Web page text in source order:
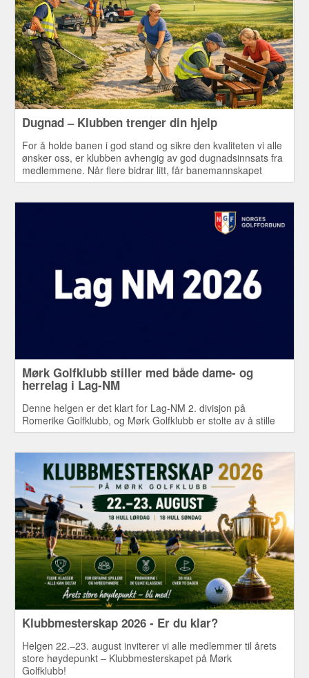
Dugnad – Klubben trenger din hjelp
For å holde banen i god stand og sikre den kvaliteten vi alle
ønsker oss, er klubben avhengig av god dugnadsinnsats fra
medlemmene. Når flere bidrar litt, får banemannskapet
bedre tid til de viktigste oppgavene – blant annet pleie av
Mørk Golfklubb stiller med både dame- og
herrelag i Lag-NM
Denne helgen er det klart for Lag-NM 2. divisjon på
Romerike Golfklubb, og Mørk Golfklubb er stolte av å stille
med både dame- og herrelag i årets mesterskap.
Klubbmesterskap 2026 - Er du klar?
Helgen 22.–23. august inviterer vi alle medlemmer til årets
store høydepunkt – Klubbmesterskapet på Mørk
Golfklubb!